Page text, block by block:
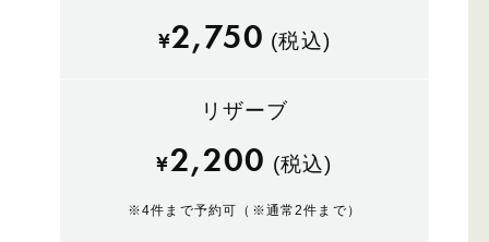
¥2,750 (税込)
リザーブ
¥2,200 (税込)
※4件まで予約可（※通常2件まで）